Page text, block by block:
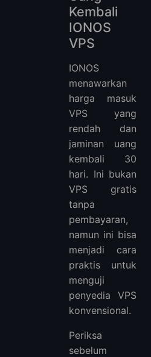
Kembali
IONOS
VPS
IONOS
menawarkan
harga masuk
VPS yang
rendah dan
jaminan uang
kembali 30
hari. Ini bukan
VPS gratis
tanpa
pembayaran,
namun ini bisa
menjadi cara
praktis untuk
menguji
penyedia VPS
konvensional.
Periksa
sebelum